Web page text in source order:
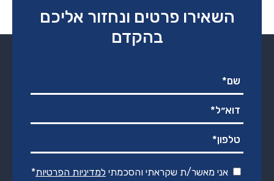
השאירו פרטים ונחזור אליכם
בהקדם
אני מאשר/ת שקראתי והסכמתי למדיניות הפרטיות*